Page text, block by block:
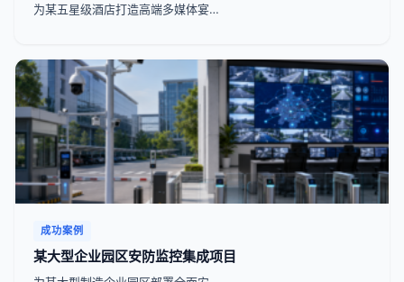
为某五星级酒店打造高端多媒体宴…
成功案例
某大型企业园区安防监控集成项目